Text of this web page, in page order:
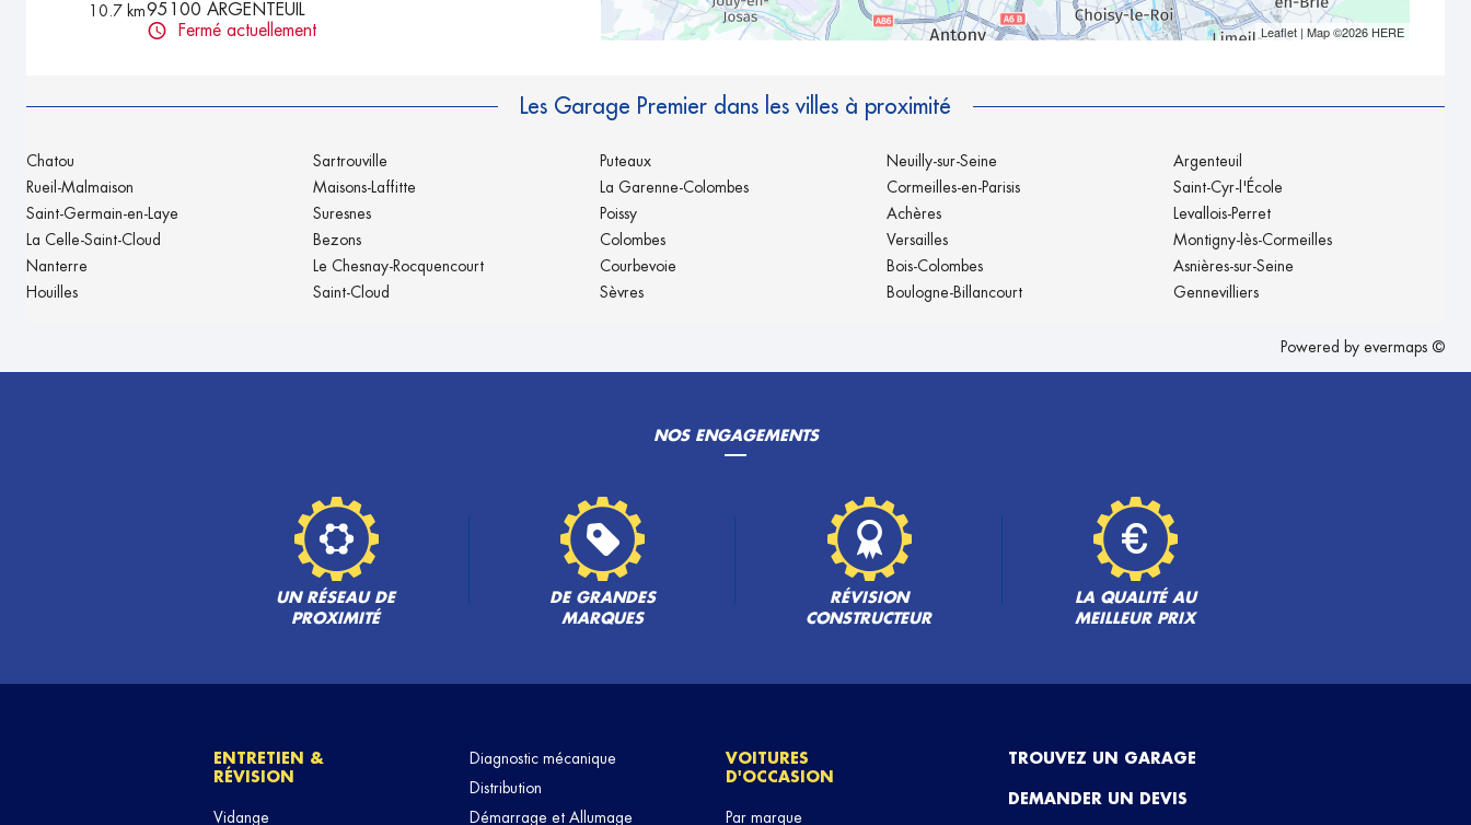
10.7 km95100 ARGENTEUIL
Fermé actuellement
19.5 km
66 - 72 Avenue Henri Barbusse
93120 LACOURNEUVE
TÉLÉPHONE VOIR PLUS
GARAGE DU CENTRE
94130 NOGENT SUR MARNE
Fermé aujourd'hui
Leaflet| Map ©2026 HERE
Les Garage Premier dans les villes à proximité
Chatou
Rueil-Malmaison
Saint-Germain-en-Laye
La Celle-Saint-Cloud
Nanterre
Houilles
Sartrouville
Maisons-Laffitte
Suresnes
Bezons
Le Chesnay-Rocquencourt
Saint-Cloud
Puteaux
La Garenne-Colombes
Poissy
Colombes
Courbevoie
Sèvres
Neuilly-sur-Seine
Cormeilles-en-Parisis
Achères
Versailles
Bois-Colombes
Boulogne-Billancourt
Argenteuil
Saint-Cyr-l'École
Levallois-Perret
Montigny-lès-Cormeilles
Asnières-sur-Seine
Gennevilliers
Powered by evermaps ©
NOS ENGAGEMENTS
UN RÉSEAU DE
PROXIMITÉ
DE GRANDES
MARQUES
RÉVISION
CONSTRUCTEUR
LA QUALITÉ AU
MEILLEUR PRIX
ENTRETIEN &
RÉVISION
Vidange
Diagnostic mécanique
Distribution
Démarrage et Allumage
VOITURES
D'OCCASION
Par marque
TROUVEZ UN GARAGE
DEMANDER UN DEVIS